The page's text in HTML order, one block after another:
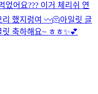
어요??? 이거 체리쉬 연
리 했지렁여 〰️🫠아일릿 글
릿 축하해요~ ㅎㅎ✨💕